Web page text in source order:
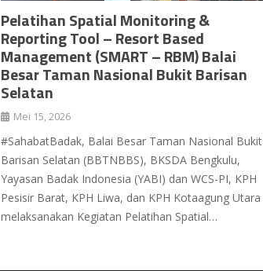
Pelatihan Spatial Monitoring &
Reporting Tool – Resort Based
Management (SMART – RBM) Balai
Besar Taman Nasional Bukit Barisan
Selatan
Mei 15, 2026
#SahabatBadak, Balai Besar Taman Nasional Bukit
Barisan Selatan (BBTNBBS), BKSDA Bengkulu,
Yayasan Badak Indonesia (YABI) dan WCS-PI, KPH
Pesisir Barat, KPH Liwa, dan KPH Kotaagung Utara
melaksanakan Kegiatan Pelatihan Spatial…